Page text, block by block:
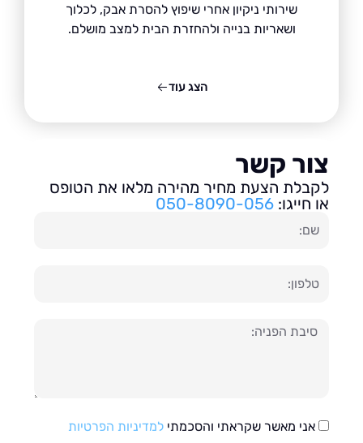
שירותי ניקיון אחרי שיפוץ להסרת אבק, לכלוך
ושאריות בנייה ולהחזרת הבית למצב מושלם.
קשר
הצעת מחיר מהירה מלאו את הטופס
חייגו:050-8090-056
אני מאשר שקראתי והסכמתילמדיניות הפרטיות